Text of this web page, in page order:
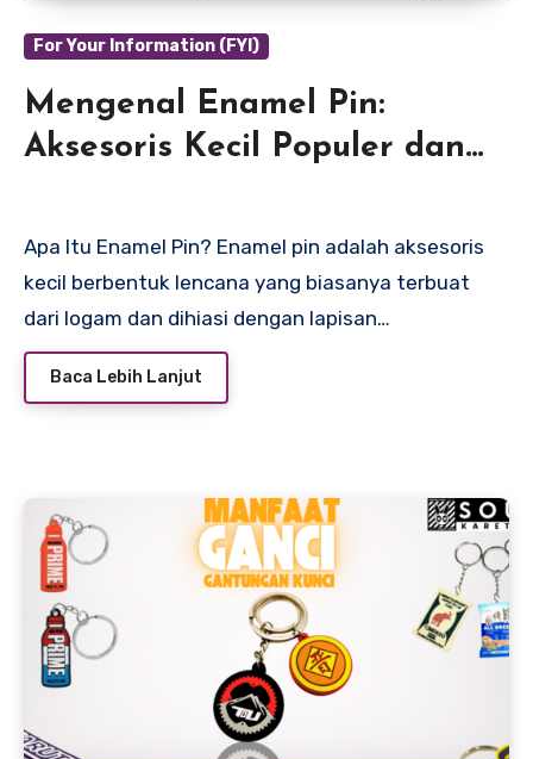
For Your Information (FYI)
Mengenal Enamel Pin:
Aksesoris Kecil Populer dan
Apa Itu Enamel Pin? Enamel pin adalah aksesoris
kecil berbentuk lencana yang biasanya terbuat
dari logam dan dihiasi dengan lapisan…
Baca Lebih Lanjut